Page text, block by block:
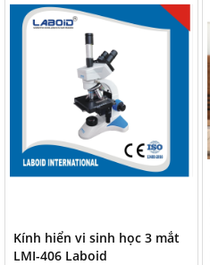
Kính hiển vi sinh học 3 mắt
LMI-406 Laboid